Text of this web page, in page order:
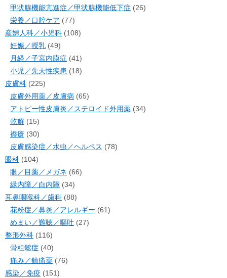
甲状腺機能亢進症／甲状腺機能低下症 (26)
栄養／口腔ケア (77)
産婦人科／小児科 (108)
妊娠／授乳 (49)
月経／子宮内膜症 (41)
小児／先天性疾患 (18)
皮膚科 (225)
皮膚外用薬／皮膚病 (65)
アトピー性皮膚炎／ステロイド外用薬 (34)
乾癬 (15)
褥瘡 (30)
皮膚感染症／水虫／ヘルペス (78)
眼科 (104)
眼／目薬／メガネ (66)
緑内障／白内障 (34)
耳鼻咽喉科／歯科 (88)
花粉症／鼻炎／アレルギー (61)
めまい／難聴／嘔吐 (27)
整形外科 (116)
骨粗鬆症 (40)
痛み／鎮痛薬 (76)
感染／免疫 (151)